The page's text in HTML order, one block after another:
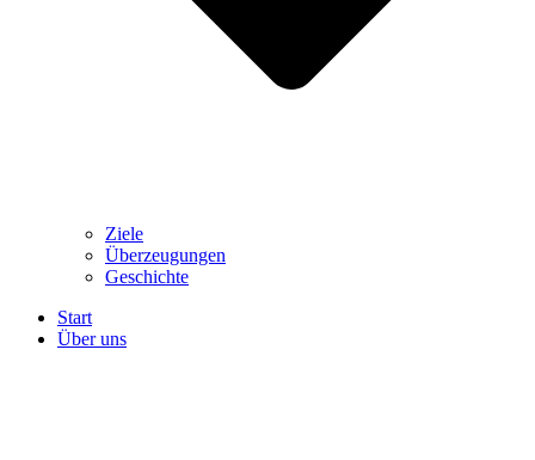
Ziele
Überzeugungen
Geschichte
Start
Über uns